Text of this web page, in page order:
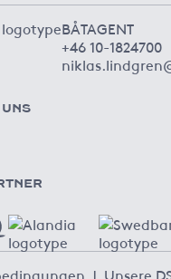
BÅTAGENT
+46 10-1824700
| Unsere